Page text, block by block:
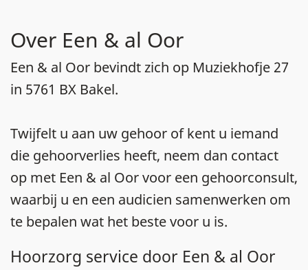
Over Een & al Oor
Een & al Oor bevindt zich op Muziekhofje 27
in 5761 BX Bakel.
Twijfelt u aan uw gehoor of kent u iemand
die gehoorverlies heeft, neem dan contact
op met Een & al Oor voor een gehoorconsult,
waarbij u en een audicien samenwerken om
te bepalen wat het beste voor u is.
Hoorzorg service door Een & al Oor